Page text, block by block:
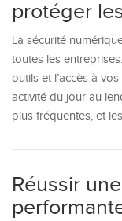
protéger
La sécurité
toutes les
outils et l’accès à
activité du jour au
plus fréquentes, et
Réussir